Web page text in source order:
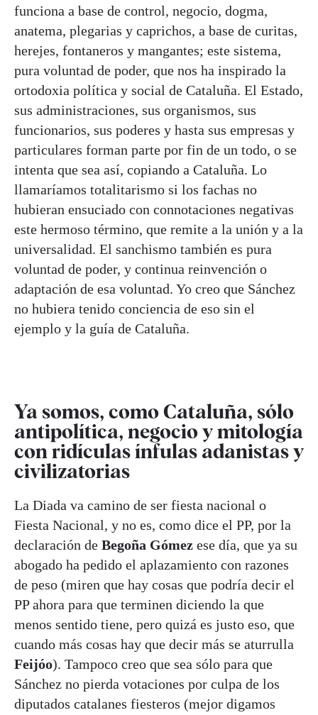
funciona a base de control, negocio, dogma,
anatema, plegarias y caprichos, a base de curitas,
herejes, fontaneros y mangantes; este sistema,
pura voluntad de poder, que nos ha inspirado la
ortodoxia política y social de Cataluña. El Estado,
sus administraciones, sus organismos, sus
funcionarios, sus poderes y hasta sus empresas y
particulares forman parte por fin de un todo, o se
intenta que sea así, copiando a Cataluña. Lo
llamaríamos totalitarismo si los fachas no
hubieran ensuciado con connotaciones negativas
este hermoso término, que remite a la unión y a la
universalidad. El sanchismo también es pura
voluntad de poder, y continua reinvención o
adaptación de esa voluntad. Yo creo que Sánchez
no hubiera tenido conciencia de eso sin el
ejemplo y la guía de Cataluña.
Ya somos, como Cataluña, sólo
antipolítica, negocio y mitología
con ridículas ínfulas adanistas y
civilizatorias
La Diada va camino de ser fiesta nacional o
Fiesta Nacional, y no es, como dice el PP, por la
declaración de Begoña Gómez ese día, que ya su
abogado ha pedido el aplazamiento con razones
de peso (miren que hay cosas que podría decir el
PP ahora para que terminen diciendo la que
menos sentido tiene, pero quizá es justo eso, que
cuando más cosas hay que decir más se aturrulla
Feijóo). Tampoco creo que sea sólo para que
Sánchez no pierda votaciones por culpa de los
diputados catalanes fiesteros (mejor digamos